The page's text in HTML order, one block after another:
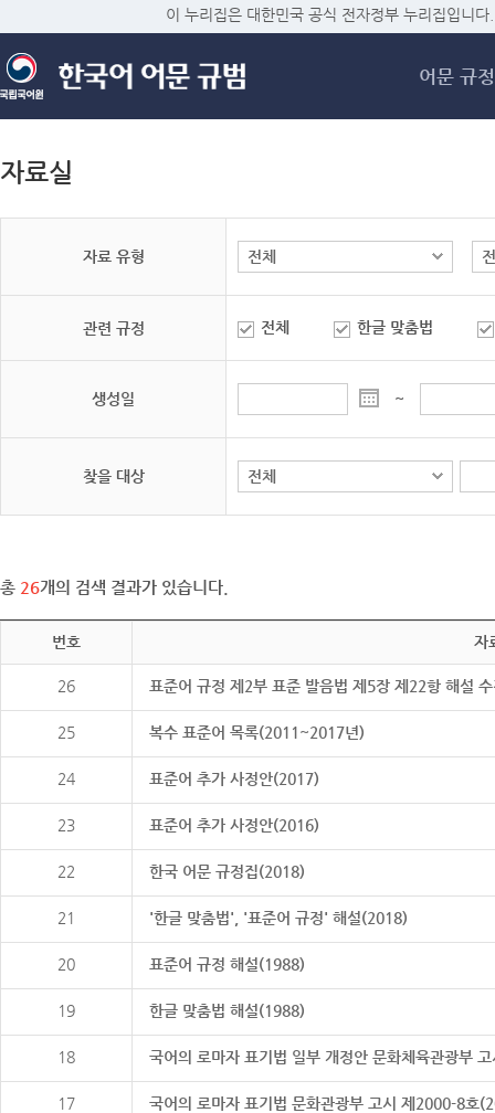
메
이 누리집은 대한민국 공식 전자정부 누리집입니다.
어문 규정
자료실
자료 유형
관련 규정 전체 한글 맞춤법
생성일 ~
찾을 대상
총 26개의 검색 결과가 있습니다.
번호 자
26 표준어 규정 제2부 표준 발음법 제5장 제22항 해설
25 복수 표준어 목록(2011~2017년)
24 표준어 추가 사정안(2017)
23 표준어 추가 사정안(2016)
22 한국 어문 규정집(2018)
21 '한글 맞춤법', '표준어 규정' 해설(2018)
20 표준어 규정 해설(1988)
19 한글 맞춤법 해설(1988)
18 국어의 로마자 표기법 일부 개정안 문화체육관광부
17 국어의 로마자 표기법 문화관광부 고시 제2000-8호